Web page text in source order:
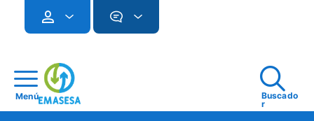
Menú
Buscado
r